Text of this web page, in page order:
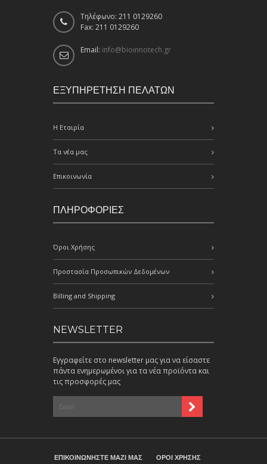
Τηλέφωνο: 211 0129260
Fax: 211 0129260
Email: info@bioinnotech.gr
ΕΞΥΠΗΡΕΤΗΣΗ ΠΕΛΑΤΩΝ
Η Εταιρία
Τα νέα μας
Επικοινωνία
ΠΛΗΡΟΦΟΡΙΕΣ
Όροι Χρήσης
Προστασία Προσωπικών Δεδομένων
Billing and Shipping
NEWSLETTER
Εγγραφείτε στο newsletter μας για να είσαστε
πάντα ενημερωμένοι για τα νέα προϊόντα και
τις προσφορές μας
ΕΠΙΚΟΙΝΩΝΗΣΤΕ ΜΑΖΙ ΜΑΣ ΟΡΟΙ ΧΡΗΣΗΣ